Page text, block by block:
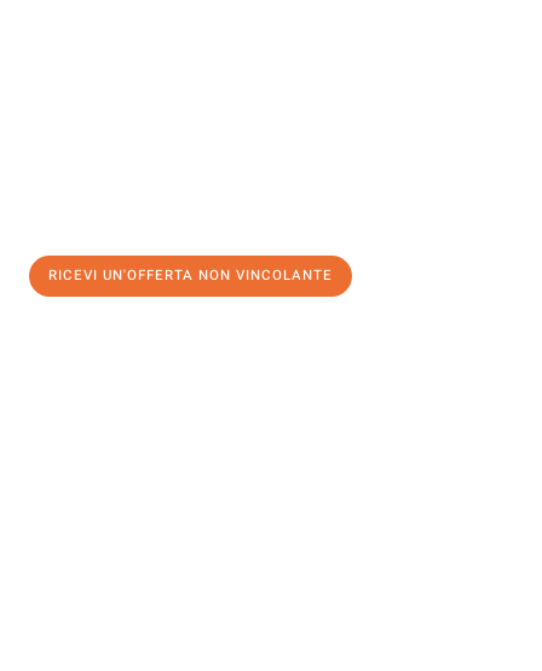
RICEVI UN'OFFERTA NON VINCOLANTE